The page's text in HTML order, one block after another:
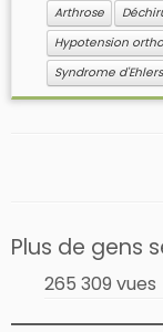
Arthrose
Hypotension
Syndrome
Plus de gens
265 309 vues